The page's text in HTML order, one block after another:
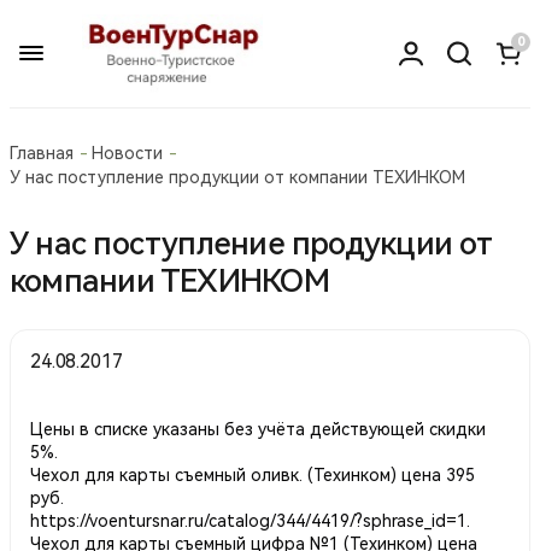
0
Главная
Новости
У нас поступление продукции от компании ТЕХИНКОМ
У нас поступление продукции от
компании ТЕХИНКОМ
24.08.2017
Цены в списке указаны без учёта действующей скидки
5%.
Чехол для карты съемный оливк. (Техинком) цена 395
руб.
https://voentursnar.ru/catalog/344/4419/?sphrase_id=1 .
Чехол для карты съемный цифра №1 (Техинком) цена